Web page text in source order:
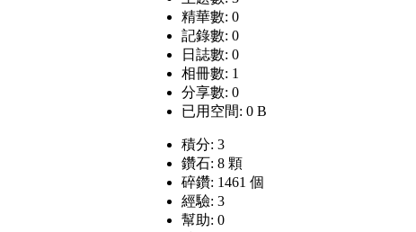
精華數: 0
記錄數: 0
日誌數: 0
相冊數: 1
分享數: 0
已用空間: 0 B
積分: 3
鑽石: 8 顆
碎鑽: 1461 個
經驗: 3
幫助: 0